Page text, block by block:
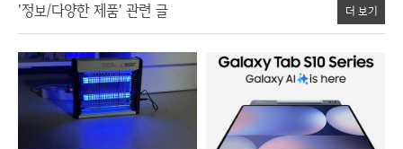
'정보/다양한 제품' 관련 글 더 보기